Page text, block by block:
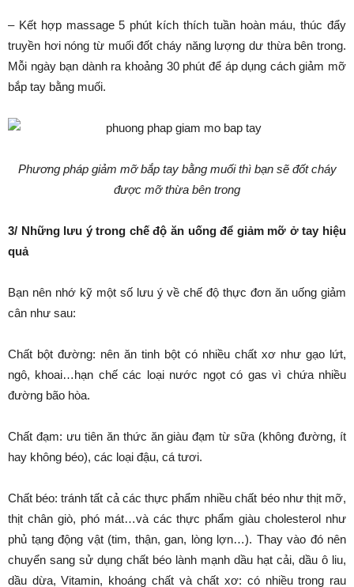
– Kết hợp massage 5 phút kích thích tuần hoàn máu, thúc đẩy
truyền hơi nóng từ muối đốt cháy năng lượng dư thừa bên trong.
Mỗi ngày bạn dành ra khoảng 30 phút để áp dụng cách giảm mỡ
bắp tay bằng muối.
Phương pháp giảm mỡ bắp tay bằng muối thì bạn sẽ đốt cháy
được mỡ thừa bên trong
3/ Những lưu ý trong chế độ ăn uống để giảm mỡ ở tay hiệu
quả
Bạn nên nhớ kỹ một số lưu ý về chế độ thực đơn ăn uống giảm
cân như sau:
Chất bột đường: nên ăn tinh bột có nhiều chất xơ như gạo lứt,
ngô, khoai…hạn chế các loại nước ngọt có gas vì chứa nhiều
đường bão hòa.
Chất đạm: ưu tiên ăn thức ăn giàu đạm từ sữa (không đường, ít
hay không béo), các loại đậu, cá tươi.
Chất béo: tránh tất cả các thực phẩm nhiều chất béo như thịt mỡ,
thịt chân giò, phó mát…và các thực phẩm giàu cholesterol như
phủ tạng động vật (tim, thận, gan, lòng lợn…). Thay vào đó nên
chuyển sang sử dụng chất béo lành mạnh dầu hạt cải, dầu ô liu,
dầu dừa, Vitamin, khoáng chất và chất xơ: có nhiều trong rau